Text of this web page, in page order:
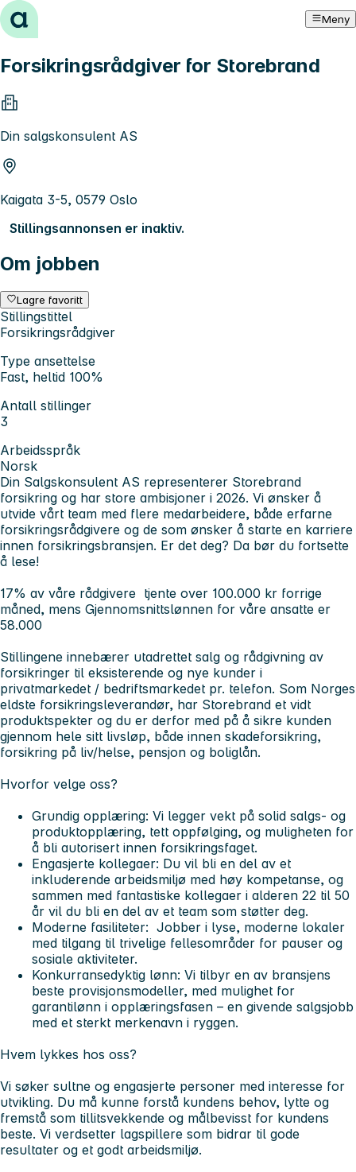
Hopp til innhold Meny
Forsikringsrådgiver for Storebrand
Din salgskonsulent AS
Kaigata 3-5, 0579 Oslo
Stillingsannonsen er inaktiv.
Om jobben
Lagre favoritt
Stillingstittel
Forsikringsrådgiver
Type ansettelse
Fast, heltid 100%
Antall stillinger
3
Arbeidsspråk
Norsk
Din Salgskonsulent AS representerer Storebrand
forsikring og har store ambisjoner i 2026. Vi ønsker å
utvide vårt team med flere medarbeidere, både erfarne
forsikringsrådgivere og de som ønsker å starte en karriere
innen forsikringsbransjen. Er det deg? Da bør du fortsette
å lese!
17% av våre rådgivere tjente over 100.000 kr forrige
måned, mens Gjennomsnittslønnen for våre ansatte er
58.000
Stillingene innebærer utadrettet salg og rådgivning av
forsikringer til eksisterende og nye kunder i
privatmarkedet / bedriftsmarkedet pr. telefon. Som Norges
eldste forsikringsleverandør, har Storebrand et vidt
produktspekter og du er derfor med på å sikre kunden
gjennom hele sitt livsløp, både innen skadeforsikring,
forsikring på liv/helse, pensjon og boliglån.
Hvorfor velge oss?
Grundig opplæring: Vi legger vekt på solid salgs- og
produktopplæring, tett oppfølging, og muligheten for
å bli autorisert innen forsikringsfaget.
Engasjerte kollegaer: Du vil bli en del av et
inkluderende arbeidsmiljø med høy kompetanse, og
sammen med fantastiske kollegaer i alderen 22 til 50
år vil du bli en del av et team som støtter deg.
Moderne fasiliteter: Jobber i lyse, moderne lokaler
med tilgang til trivelige fellesområder for pauser og
sosiale aktiviteter.
Konkurransedyktig lønn: Vi tilbyr en av bransjens
beste provisjonsmodeller, med mulighet for
garantilønn i opplæringsfasen – en givende salgsjobb
med et sterkt merkenavn i ryggen.
Hvem lykkes hos oss?
Vi søker sultne og engasjerte personer med interesse for
utvikling. Du må kunne forstå kundens behov, lytte og
fremstå som tillitsvekkende og målbevisst for kundens
beste. Vi verdsetter lagspillere som bidrar til gode
resultater og et godt arbeidsmiljø.